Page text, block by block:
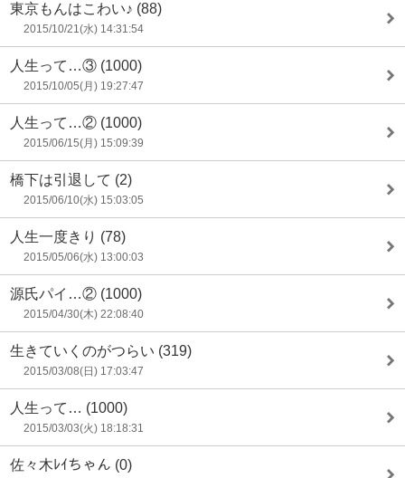
東京もんはこわい♪ (88)
2015/10/21(水) 14:31:54
人生って…③ (1000)
2015/10/05(月) 19:27:47
人生って…② (1000)
2015/06/15(月) 15:09:39
橋下は引退して (2)
2015/06/10(水) 15:03:05
人生一度きり (78)
2015/05/06(水) 13:00:03
源氏パイ…② (1000)
2015/04/30(木) 22:08:40
生きていくのがつらい (319)
2015/03/08(日) 17:03:47
人生って… (1000)
2015/03/03(火) 18:18:31
佐々木ﾚｲちゃん (0)